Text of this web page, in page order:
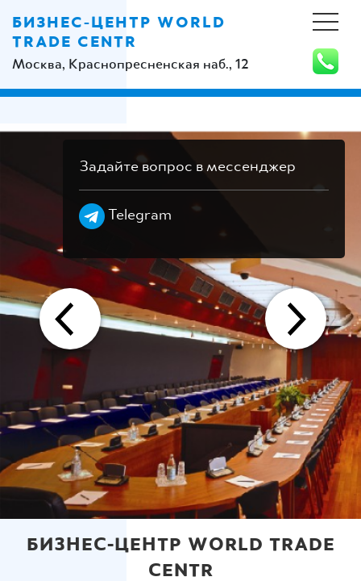
БИЗНЕС-ЦЕНТР WORLD
TRADE CENTR
Москва, Краснопресненская наб., 12
Задайте вопрос в мессенджер
Telegram
БИЗНЕС-ЦЕНТР WORLD TRADE
CENTR